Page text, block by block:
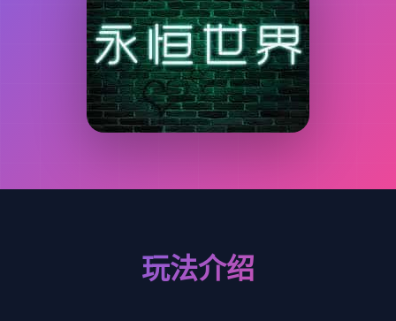
玩法介绍